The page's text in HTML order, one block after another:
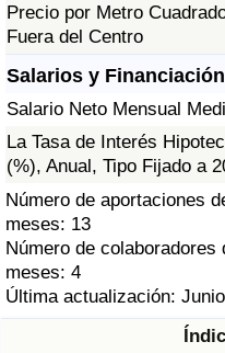
Precio por Metro
Fuera del Centro
Salarios y Financiación
Salario Neto Mensual
La Tasa de Interés
(%), Anual, Tipo Fijado a
Número de aportaciones
meses: 13
Número de
meses: 4
Última actualización:
Índice de Criminalidad
Índice de criminalidad
Sanidad
Índice de Sanidad
Índice de Sanidad
Índice de Sanidad por